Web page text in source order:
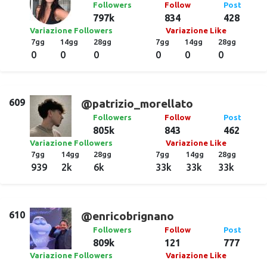
Followers
797k
Follow
834
Post
428
Variazione Followers
7gg
0
14gg
0
28gg
0
Variazione Like
7gg
0
14gg
0
28gg
0
609 @patrizio_morellato
Followers
805k
Follow
843
Post
462
Variazione Followers
7gg
939
14gg
2k
28gg
6k
Variazione Like
7gg
33k
14gg
33k
28gg
33k
610 @enricobrignano
Followers
809k
Follow
121
Post
777
Variazione Followers
Variazione Like